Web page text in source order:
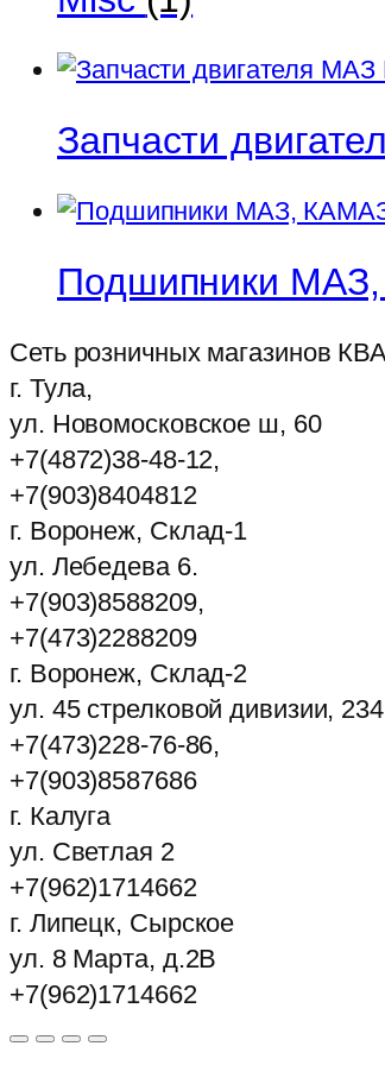
Запчасти
Подшипники
Сеть розничных магазинов
г. Тула,
ул. Новомосковское ш, 60
+7(4872)38-48-12,
+7(903)8404812
г. Воронеж, Склад-1
ул. Лебедева 6.
+7(903)8588209,
+7(473)2288209
г. Воронеж, Склад-2
ул. 45 стрелковой дивизии, 234
+7(473)228-76-86,
+7(903)8587686
г. Калуга
ул. Светлая 2
+7(962)1714662
г. Липецк, Сырское
ул. 8 Марта, д.2В
+7(962)1714662